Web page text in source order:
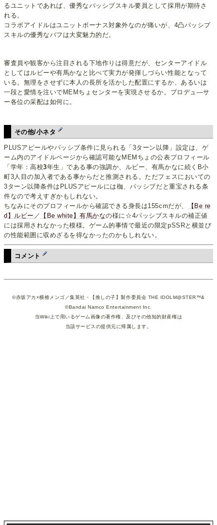
るユニットであれば、優秀なパッシブスキル要員として採用が期待さ
れる。
コラボアイドルはユニットボーナス対象外なのが痛いが、4凸パッシブ
スキルの優秀なバフは大変魅力的だ。
審査員や観客から注目される下地作りは得意だが、センターアイドル
としてはルビーや有馬かなと比べて実力が発揮しづらい性能となって
いる。無理をさせずに本人の長所を活かした配置にするか、あるいは
一段と愛情を注いでMEMちょセンターを実現させるか。プロデュ―サ
ー各位の采配は如何に。
その他/小ネタ
PLUSアピールやパッシブ条件に見られる「3ターン以降」設定は、ゲ
ーム内のアイドルページから確認可能なMEMちょの公表プロフィール
「学年：高校3年生」である事の強調か、ルビー、有馬かなに続くB小
町3人目の加入者である事からだと推測される。ただフェスにおいての
3ターン以降条件はPLUSアピールには枷、パッシブだと重宝される条
件なので考えすぎかもしれない。
ちなみにそのプロフィールから確認できる身長は155cmだが、
【Be re
d】ルビー ／ 【Be white】有馬かなの様に☆4パッシブスキルの補正値
には採用されなかった模様。ゲーム的事情で最近の限定pSSRと横並び
の性能範囲に収めざるを得なかったのかもしれない。
コメント
©赤坂アカ×横槍メンゴ／集英社・【推しの子】製作委員会 THE IDOLM@STER™&
©Bandai Namco Entertainment Inc.
当Wiki上で用いるゲーム画像の著作権、及びその他知的財産権は
当該サービスの提供元に帰属します。